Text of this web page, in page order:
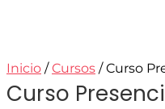
Inicio /Cursos / Curso
Curso